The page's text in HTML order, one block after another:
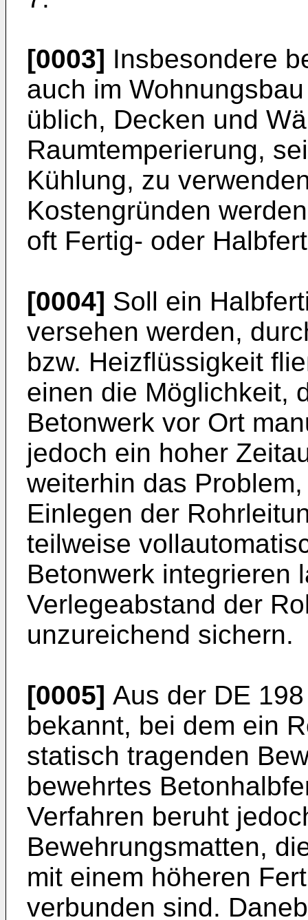
[0003] Insbesondere
auch im
üblich, Decken und
Raumtemperierung,
Kühlung, zu
Kostengründen
oft Fertig- oder
[0004] Soll ein
versehen werden,
bzw. Heizflüssigkeit
einen die Möglichkeit,
Betonwerk vor Ort
jedoch ein hoher
weiterhin das
Einlegen der
teilweise
Betonwerk integrieren
Verlegeabstand der
unzureichend sichern.
[0005] Aus der DE
bekannt, bei dem ein
statisch tragenden
bewehrtes
Verfahren beruht
Bewehrungsmatten,
mit einem höheren
verbunden sind.